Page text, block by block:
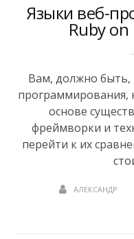
Языки веб-
Ruby on
Вам, должно быть,
программирования,
основе
фреймворки и
перейти к их
АЛЕКСАНДР